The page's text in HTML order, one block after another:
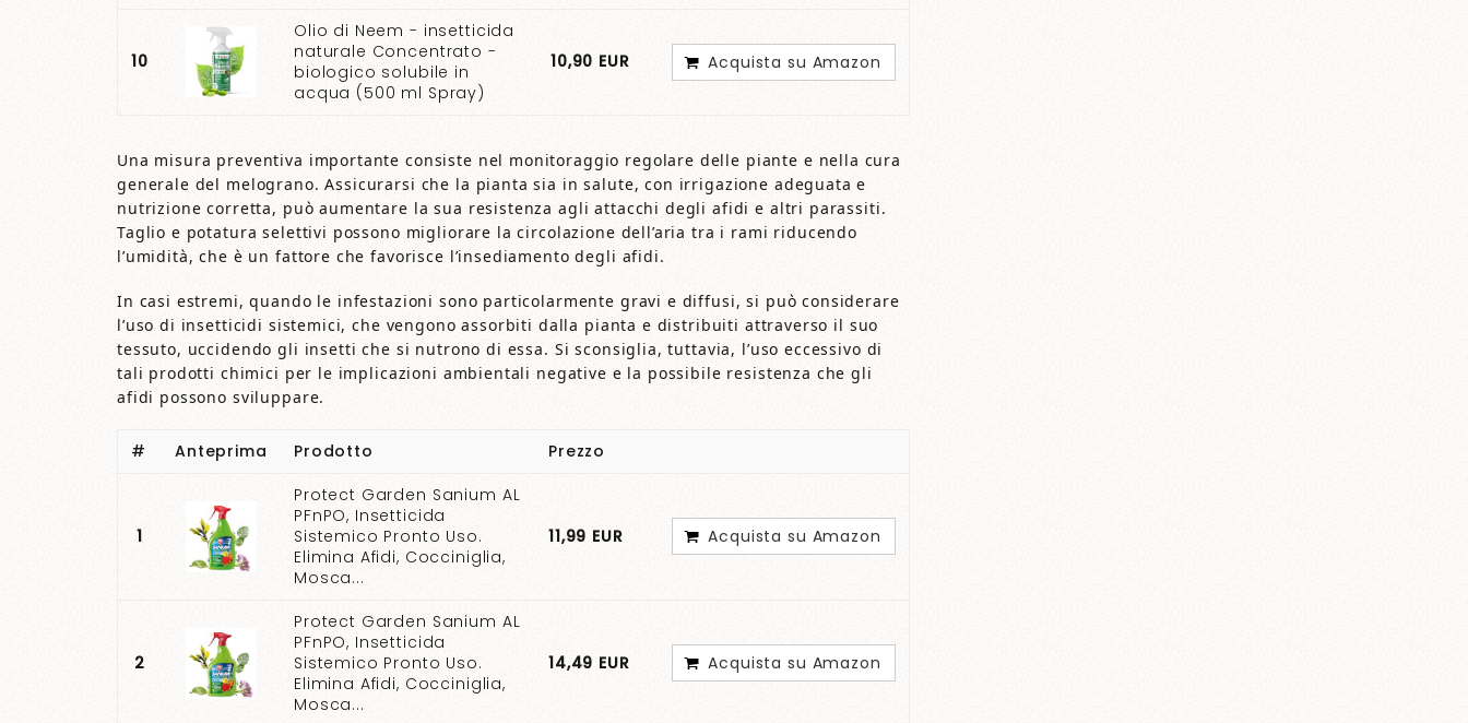
10
Olio di Neem - insetticida
naturale Concentrato -
biologico solubile in
acqua (500 ml Spray)
10,90 EUR Acquista su Amazon
Una misura preventiva importante consiste nel monitoraggio regolare delle piante e nella cura
generale del melograno. Assicurarsi che la pianta sia in salute, con irrigazione adeguata e
nutrizione corretta, può aumentare la sua resistenza agli attacchi degli afidi e altri parassiti.
Taglio e potatura selettivi possono migliorare la circolazione dell’aria tra i rami riducendo
l’umidità, che è un fattore che favorisce l’insediamento degli afidi.
In casi estremi, quando le infestazioni sono particolarmente gravi e diffusi, si può considerare
l’uso di insetticidi sistemici, che vengono assorbiti dalla pianta e distribuiti attraverso il suo
tessuto, uccidendo gli insetti che si nutrono di essa. Si sconsiglia, tuttavia, l’uso eccessivo di
tali prodotti chimici per le implicazioni ambientali negative e la possibile resistenza che gli
afidi possono sviluppare.
# Anteprima Prodotto Prezzo
1
Protect Garden Sanium AL
PFnPO, Insetticida
Sistemico Pronto Uso.
Elimina Afidi, Cocciniglia,
Mosca...
11,99 EUR Acquista su Amazon
2
Protect Garden Sanium AL
PFnPO, Insetticida
Sistemico Pronto Uso.
Elimina Afidi, Cocciniglia,
Mosca...
14,49 EUR Acquista su Amazon